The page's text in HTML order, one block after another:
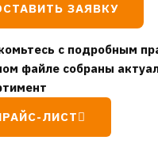
ЗАЯВКУ
с подробным
файле собраны
ЛИСТ